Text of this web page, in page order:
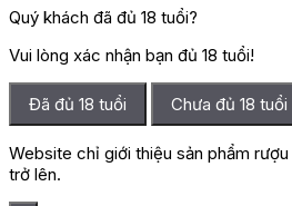
Quý khách đã đủ 18 tuổi?
Vui lòng xác nhận bạn đủ 18 tuổi!
Đã đủ 18 tuổi Chưa đủ 18 tuổi
Website chỉ giới thiệu sản phẩm
trở lên.